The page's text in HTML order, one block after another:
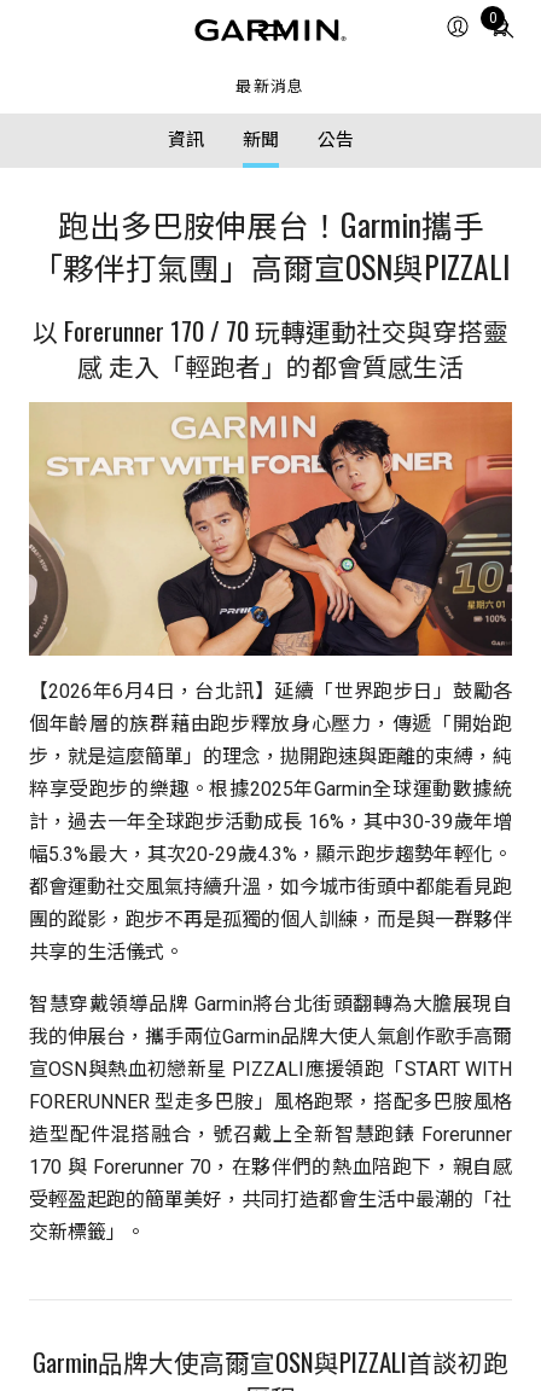
0
Total
items
最新消息
資訊 新聞 公告
跑出多巴胺伸展台！Garmin攜手
「夥伴打氣團」高爾宣OSN與PIZZALI
以 Forerunner 170 / 70 玩轉運動社交與穿搭靈
感 走入「輕跑者」的都會質感生活
【2026年6月4日，台北訊】延續「世界跑步日」鼓勵各
個年齡層的族群藉由跑步釋放身心壓力，傳遞「開始跑
步，就是這麼簡單」的理念，拋開跑速與距離的束縛，純
粹享受跑步的樂趣。根據2025年Garmin全球運動數據統
計，過去一年全球跑步活動成長 16%，其中30-39歲年增
幅5.3%最大，其次20-29歲4.3%，顯示跑步趨勢年輕化。
都會運動社交風氣持續升溫，如今城市街頭中都能看見跑
團的蹤影，跑步不再是孤獨的個人訓練，而是與一群夥伴
共享的生活儀式。
智慧穿戴領導品牌 Garmin將台北街頭翻轉為大膽展現自
我的伸展台，攜手兩位Garmin品牌大使人氣創作歌手高爾
宣OSN與熱血初戀新星 PIZZALI應援領跑「START WITH
FORERUNNER 型走多巴胺」風格跑聚，搭配多巴胺風格
造型配件混搭融合，號召戴上全新智慧跑錶 Forerunner
170 與 Forerunner 70，在夥伴們的熱血陪跑下，親自感
受輕盈起跑的簡單美好，共同打造都會生活中最潮的「社
交新標籤」。
Garmin品牌大使高爾宣OSN與PIZZALI首談初跑